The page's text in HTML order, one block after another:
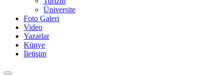
Üniversite
Foto Galeri
Video
Yazarlar
Künye
İletişim